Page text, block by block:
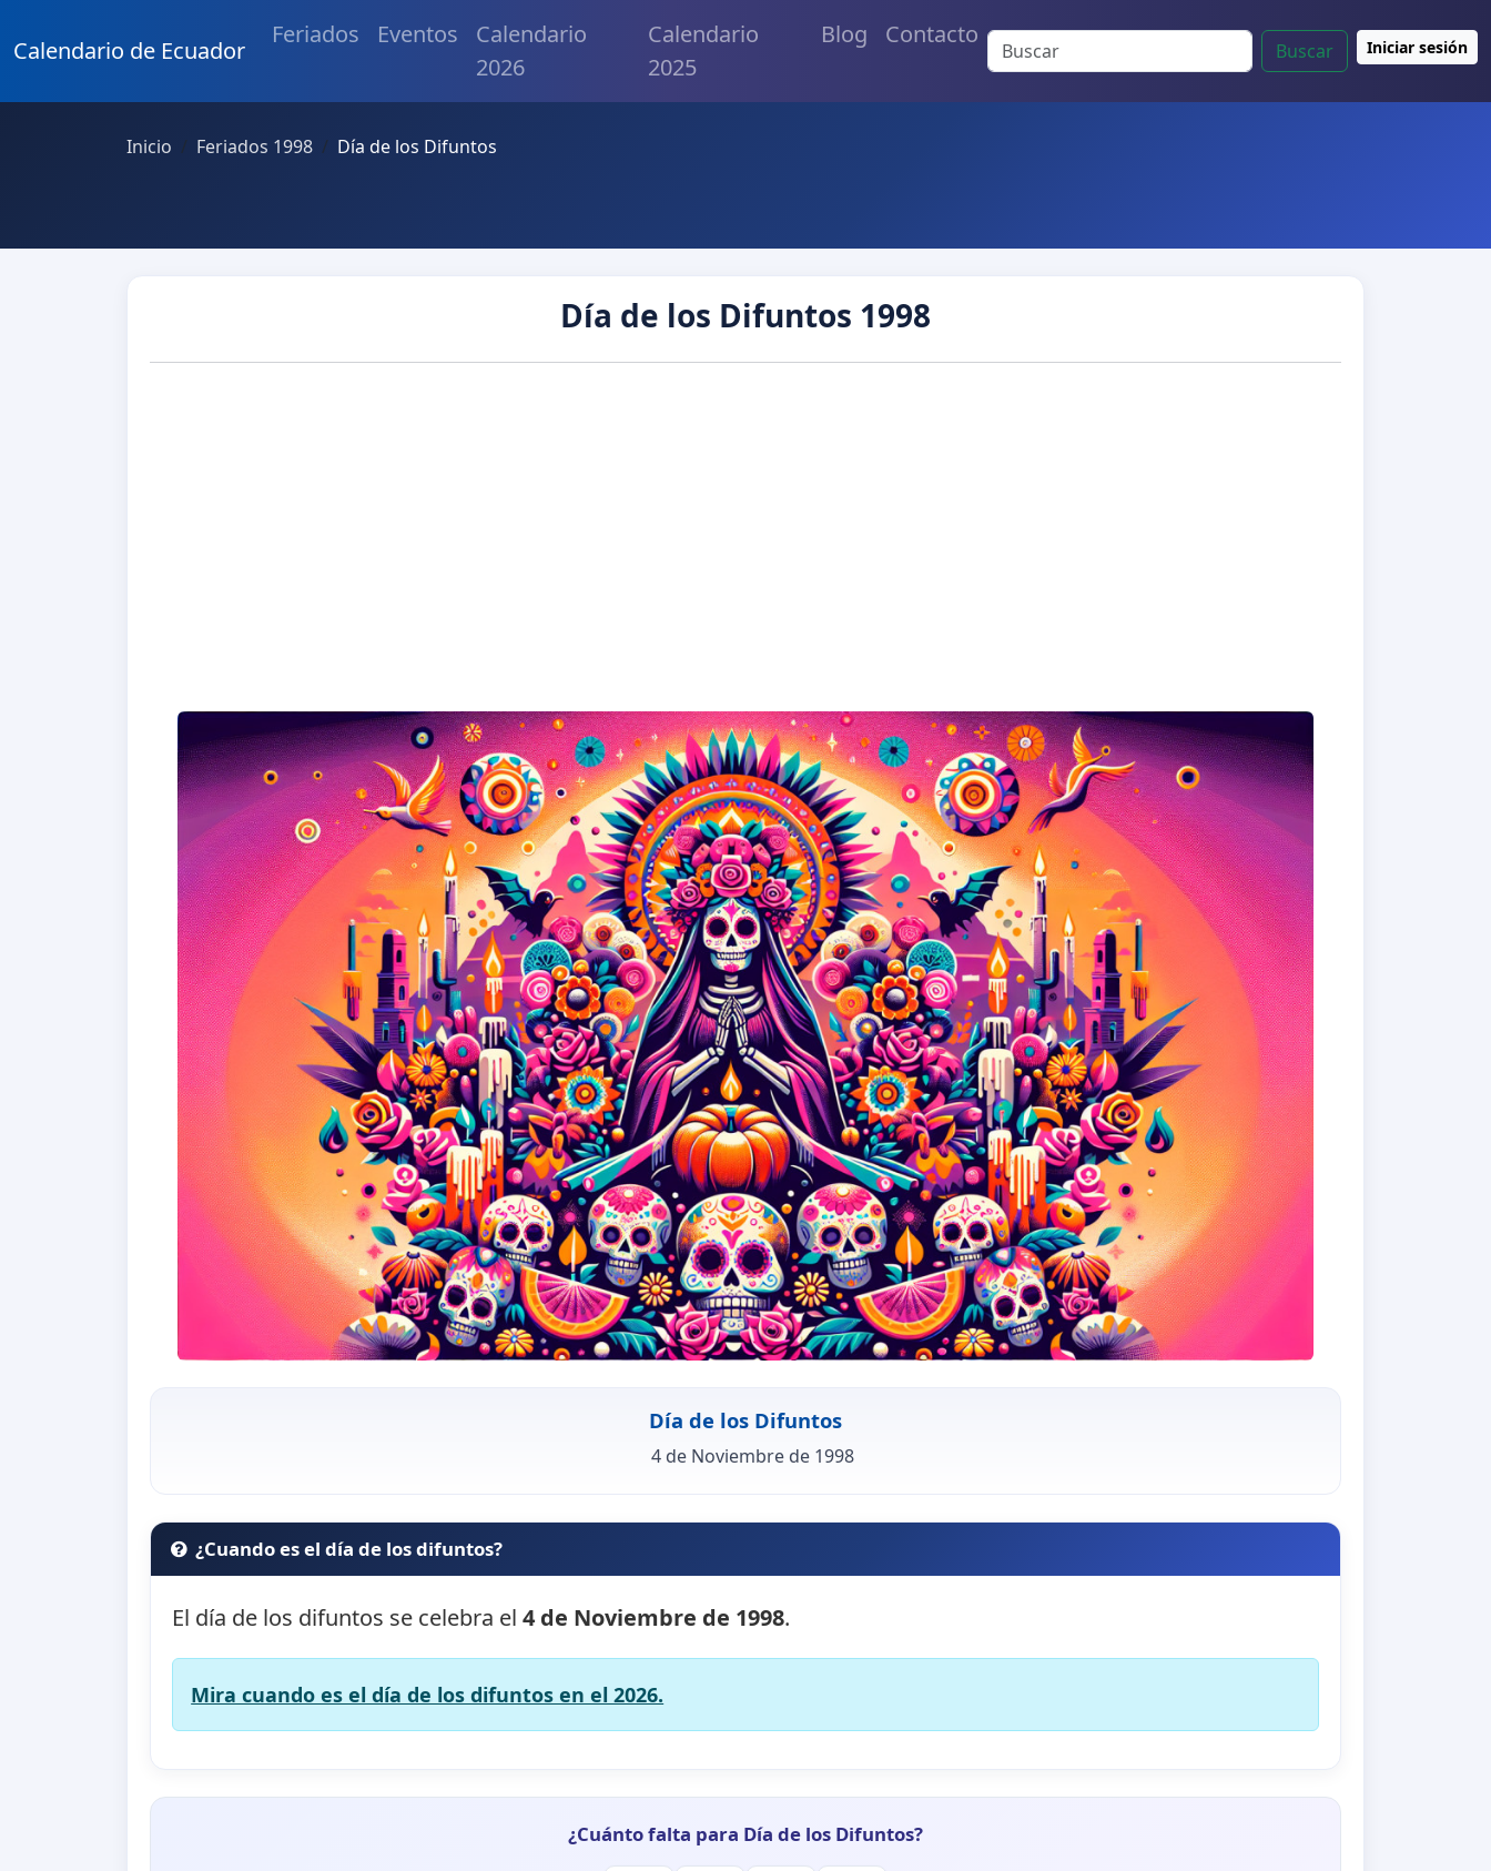
Calendario de Ecuador
Feriados Eventos
Calendario
2026
Calendario
2025
Blog Contacto
Buscar Iniciar sesión
Inicio Feriados 1998 Día de los Difuntos
Día de los Difuntos 1998
Día de los Difuntos
4 de Noviembre de 1998
¿Cuando es el día de los difuntos?
El día de los difuntos se celebra el4 de Noviembre de 1998.
Mira cuando es el día de los difuntos en el 2026.
¿Cuánto falta para Día de los Difuntos?